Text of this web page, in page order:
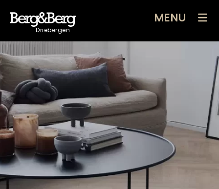
Driebergen
MENU